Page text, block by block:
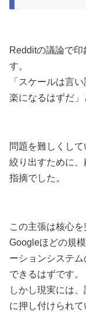
Redditの議論で
す。
「スケールは言
楽になるはずだ」
問題を難しくし
絞り出すために
指摘でした。
この主張は核心を
Googleほどの規
ーションシステ
できるはずです。
しかし現実には
に押し付けられて